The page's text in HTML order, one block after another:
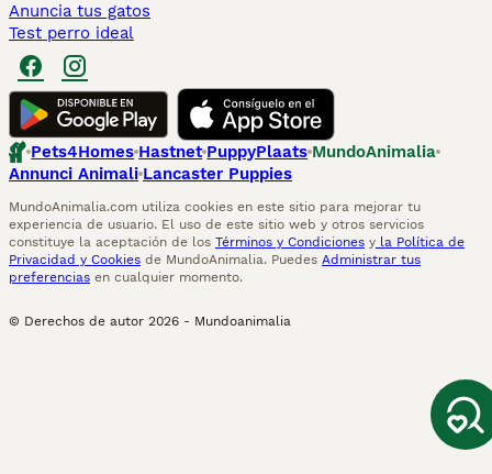
Anuncia tus gatos
Test perro ideal
Pets4Homes Hastnet PuppyPlaats MundoAnimalia
Annunci Animali Lancaster Puppies
MundoAnimalia.com utiliza cookies en este sitio para mejorar tu
experiencia de usuario. El uso de este sitio web y otros servicios
constituye la aceptación de los Términos y Condiciones y la Política de
Privacidad y Cookies de MundoAnimalia. Puedes Administrar tus
preferencias en cualquier momento.
© Derechos de autor 2026 - Mundoanimalia